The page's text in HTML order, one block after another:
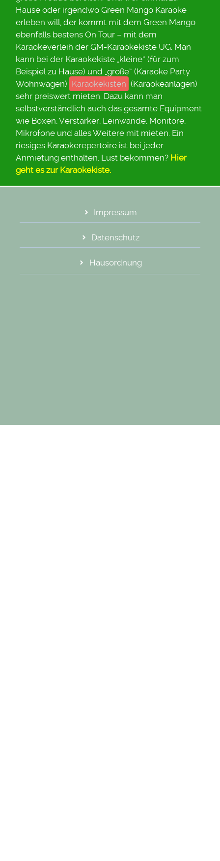
Hause oder irgendwo Green Mango Karaoke
erleben will, der kommt mit dem Green Mango
ebenfalls bestens On Tour – mit dem
Karaokeverleih der GM-Karaokekiste UG. Man
kann bei der Karaokekiste „kleine“ (für zum
Beispiel zu Hause) und „große“ (Karaoke Party
Wohnwagen) Karaokekisten (Karaokeanlagen)
sehr preiswert mieten. Dazu kann man
selbstverständlich auch das gesamte Equipment
wie Boxen, Verstärker, Leinwände, Monitore,
Mikrofone und alles Weitere mit mieten. Ein
riesiges Karaokerepertoire ist bei jeder
Anmietung enthalten. Lust bekommen? Hier
geht es zur Karaokekiste.
Impressum
Datenschutz
Hausordnung